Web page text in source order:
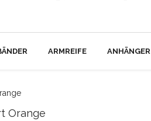
ARMREIFE ANHÄNGER
Orange